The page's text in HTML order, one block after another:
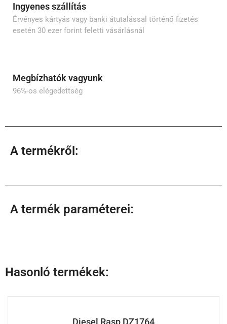
Ingyenes szállítás
Érvényes kártyás vagy banki átutalással történő fizetés
esetén 30 ezer forint feletti vásárlásnál
Megbízhatók vagyunk
96%-os elégedettség
A termékről:
A termék paraméterei:
Hasonló termékek:
Diesel Rasp DZ1764